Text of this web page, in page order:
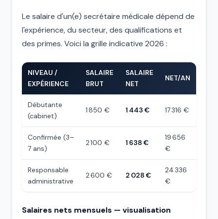
Le salaire d'un(e) secrétaire médicale dépend de
l'expérience, du secteur, des qualifications et
des primes. Voici la grille indicative 2026 :
NIVEAU /
EXPÉRIENCE
SALAIRE
BRUT
SALAIRE
NET
NET/AN
Débutante
(cabinet)
1 850 € 1 443 € 17 316 €
Confirmée (3–
7 ans)
2 100 € 1 638 €
19 656
€
Responsable
administrative
2 600 € 2 028 €
24 336
€
Salaires nets mensuels — visualisation